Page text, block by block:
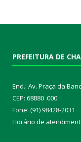
PREFEITURA DE
End.: Av. Praça da
CEP: 68880 .000
Fone: (91) 98428-2031
Horário de